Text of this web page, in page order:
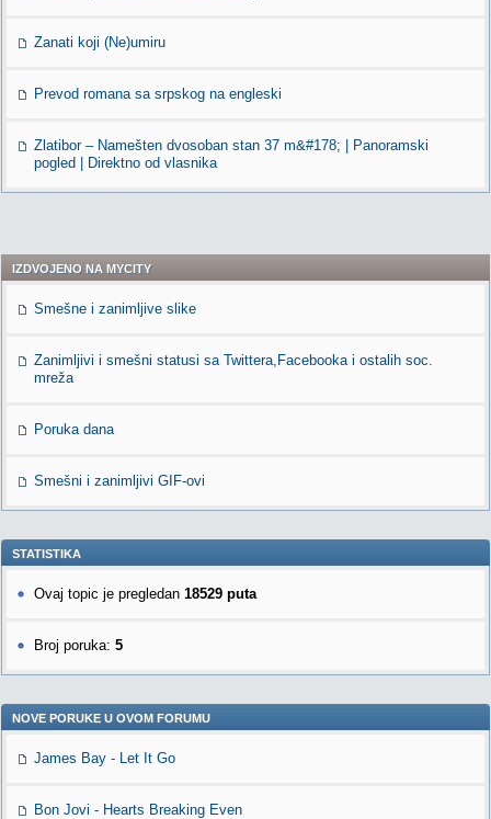
Zanati koji (Ne)umiru
Prevod romana sa srpskog na engleski
Zlatibor – Namešten dvosoban stan 37 m&#178; | Panoramski
pogled | Direktno od vlasnika
IZDVOJENO NA MYCITY
Smešne i zanimljive slike
Zanimljivi i smešni statusi sa Twittera,Facebooka i ostalih soc.
mreža
Poruka dana
Smešni i zanimljivi GIF-ovi
STATISTIKA
Ovaj topic je pregledan 18529 puta
Broj poruka: 5
NOVE PORUKE U OVOM FORUMU
James Bay - Let It Go
Bon Jovi - Hearts Breaking Even